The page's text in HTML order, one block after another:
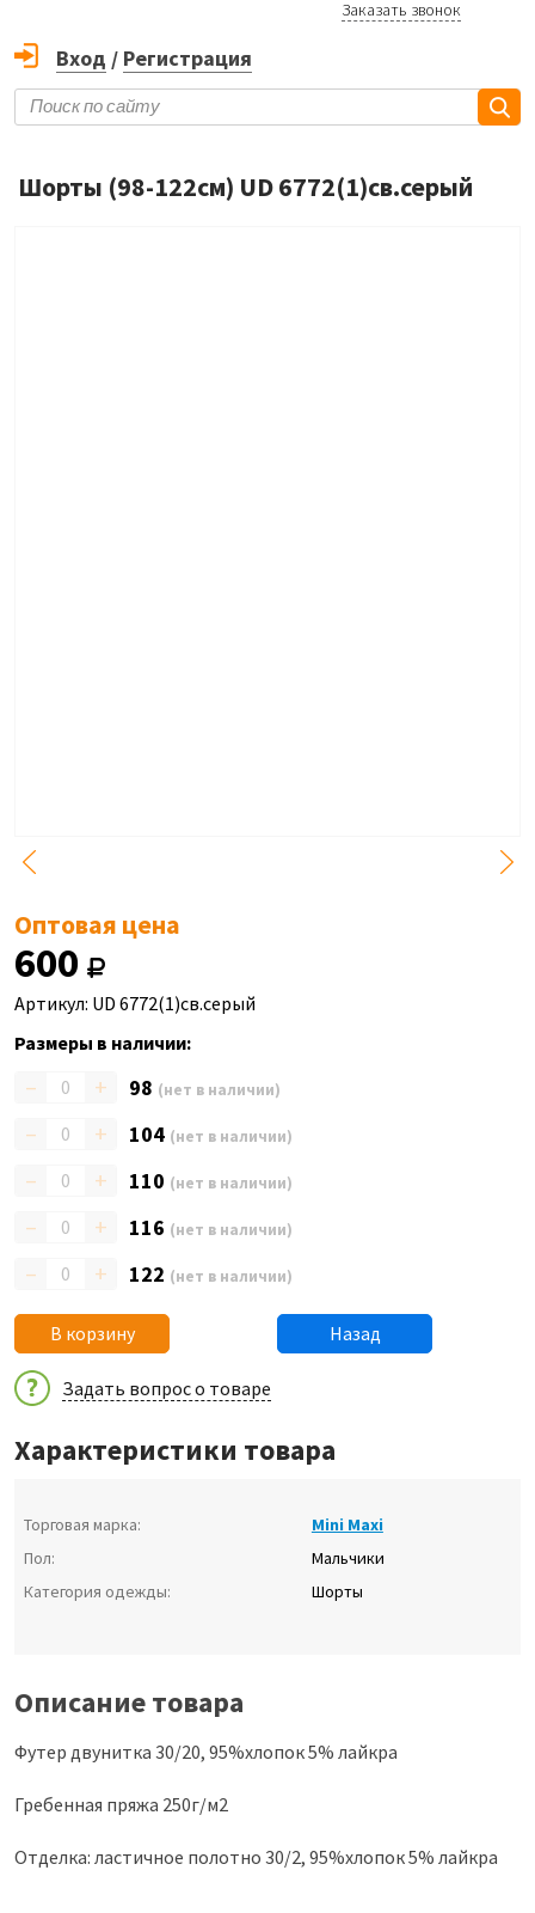
Заказать звонок
Вход / Регистрация
Шорты (98-122см) UD 6772(1)св.серый
Оптовая цена
600
Артикул: UD 6772(1)св.серый
Размеры в наличии:
– + 98 (нет в наличии)
– + 104 (нет в наличии)
– + 110 (нет в наличии)
– + 116 (нет в наличии)
– + 122 (нет в наличии)
В корзину Назад
Задать вопрос о товаре
Характеристики товара
Торговая марка:
Mini Maxi
Пол:
Мальчики
Категория одежды:
Шорты
Описание товара
Футер двунитка 30/20, 95%хлопок 5% лайкра
Гребенная пряжа 250г/м2
Отделка: ластичное полотно 30/2, 95%хлопок 5% лайкра